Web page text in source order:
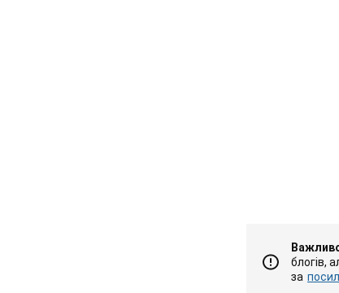
блогів,
за